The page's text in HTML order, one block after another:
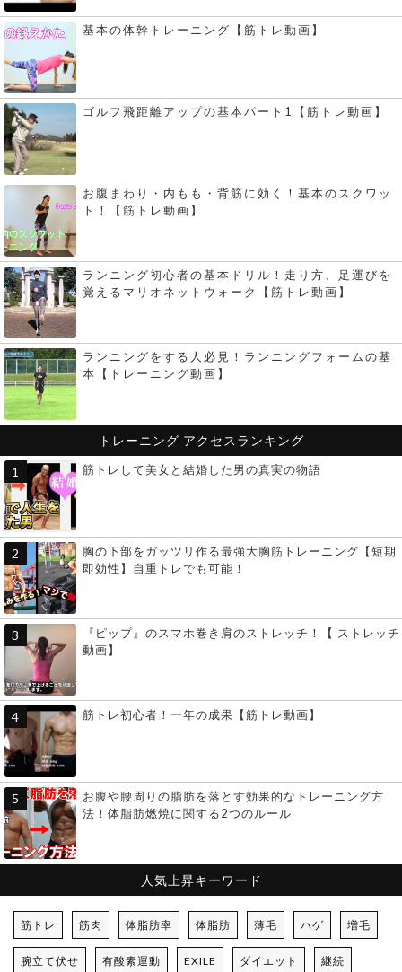
基本の体幹トレーニング【筋トレ動画】
ゴルフ飛距離アップの基本パート1【筋トレ動画】
お腹まわり・内もも・背筋に効く！基本のスクワッ
ト！【筋トレ動画】
ランニング初心者の基本ドリル！走り方、足運びを
覚えるマリオネットウォーク【筋トレ動画】
ランニングをする人必見！ランニングフォームの基
本【トレーニング動画】
トレーニング アクセスランキング
筋トレして美女と結婚した男の真実の物語
胸の下部をガッツリ作る最強大胸筋トレーニング【短期
即効性】自重トレでも可能！
『ピップ』のスマホ巻き肩のストレッチ！【 ストレッチ
動画】
筋トレ初心者！一年の成果【筋トレ動画】
お腹や腰周りの脂肪を落とす効果的なトレーニング方
法！体脂肪燃焼に関する2つのルール
人気上昇キーワード
筋トレ 筋肉 体脂肪率 体脂肪 薄毛 ハゲ 増毛
腕立て伏せ 有酸素運動 EXILE ダイエット 継続